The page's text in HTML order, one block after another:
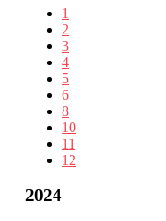
1
2
3
4
5
6
8
10
11
12
2024